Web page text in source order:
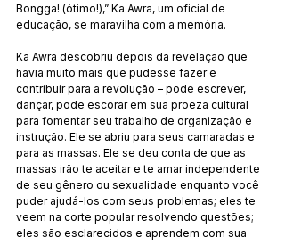
Bongga! (ótimo!),” Ka Awra, um oficial de
educação, se maravilha com a memória.
Ka Awra descobriu depois da revelação que
havia muito mais que pudesse fazer e
contribuir para a revolução – pode escrever,
dançar, pode escorar em sua proeza cultural
para fomentar seu trabalho de organização e
instrução. Ele se abriu para seus camaradas e
para as massas. Ele se deu conta de que as
massas irão te aceitar e te amar independente
de seu gênero ou sexualidade enquanto você
puder ajudá-los com seus problemas; eles te
veem na corte popular resolvendo questões;
eles são esclarecidos e aprendem com sua